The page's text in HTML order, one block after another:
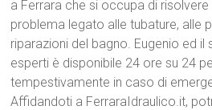
a Ferrara che si occupa di
problema legato alle tubature, alle
riparazioni del bagno. Eugenio ed il
esperti è disponibile 24 ore su 24
tempestivamente in caso di
Affidandoti a FerraraIdraulico.it,